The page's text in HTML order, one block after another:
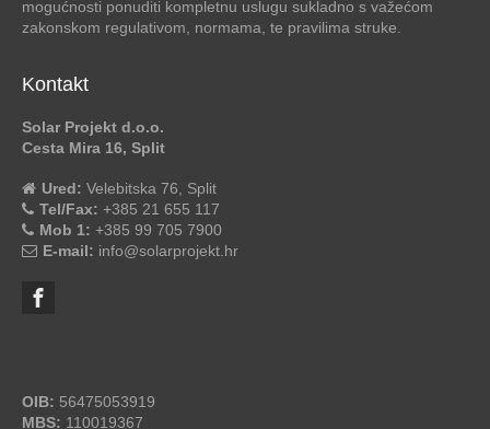
mogućnosti ponuditi kompletnu uslugu sukladno s važećom
zakonskom regulativom, normama, te pravilima struke.
Kontakt
Solar Projekt d.o.o.
Cesta Mira 16, Split
Ured: Velebitska 76, Split
Tel/Fax: +385 21 655 117
Mob 1: +385 99 705 7900
E-mail: info@solarprojekt.hr
OIB: 56475053919
MBS: 110019367